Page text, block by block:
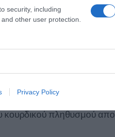
security, including
other user protection.
Privacy Policy
αμερικανικών δυνάμεων
σε διάστημα λίγων
μέρος των καθηκόντων
κουρδικού πληθυσμού απο